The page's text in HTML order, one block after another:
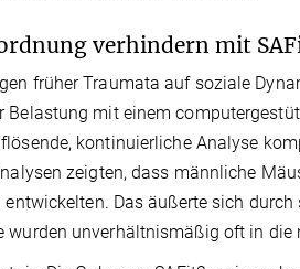
verhindern mit
früher Traumata auf soziale
Belastung mit einem
kontinuierliche Analyse
zeigten, dass männliche
entwickelten. Das äußerte sich
wurden unverhältnismäßig oft in die